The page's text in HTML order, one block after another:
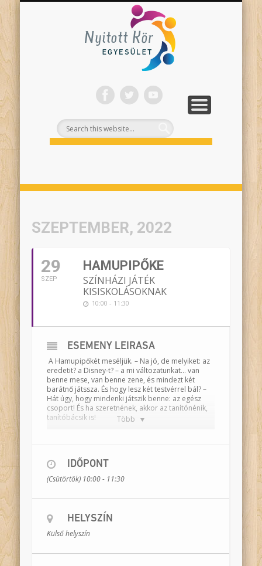
SZÍNHÁZI NEVELÉS
ONLINE PROGRAMJAINK
FELNŐTTEKNEK
PROJEKTEK
RÓLUNK
TÁMOGASS!
SZEPTEMBER, 2022
29
SZEP
HAMUPIPŐKE
SZÍNHÁZI JÁTÉK
KISISKOLÁSOKNAK
10:00 - 11:30
Több
ESEMÉNY LEÍRÁSA
A Hamupipőkét meséljük. – Na jó, de melyiket: az
eredetit? a Disney-t? – a mi változatunkat… van
benne mese, van benne zene, és mindezt két
barátnő játssza. És hogy lesz két testvérrel bál? –
Hát úgy, hogy mindenki játszik benne: az egész
csoport! És ha szeretnének, akkor az tanítónénik,
tanítóbácsik is!
három este van bál, vagy csak egy este, hogy
tündérkeresztanya, vagy madár és megtaláljuk a
MI változatunkat. Mindezt a gyerekekkel közösen.
Játsszák:Császár Réka, Kecskés Anna, Meszlényi–
Bodnár Zoltán
Időtartam:kb. 90 perc
IDŐPONT
(Csütörtök) 10:00 - 11:30
HELYSZÍN
Külső helyszín